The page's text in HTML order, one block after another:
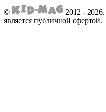
© 2012 - 2026.
является публичной офертой.